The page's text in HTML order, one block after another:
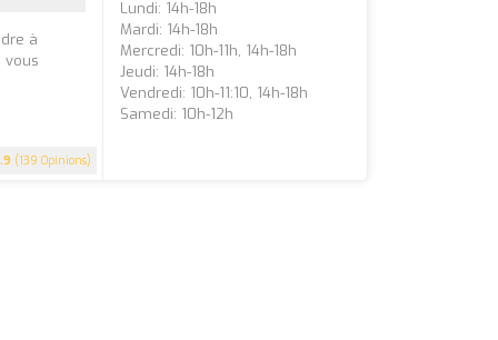
(139 Opinions)
à
vous
Lundi: 14h-18h
Mardi: 14h-18h
Mercredi: 10h-11h, 14h-18h
Jeudi: 14h-18h
Vendredi: 10h-11:10, 14h-18h
Samedi: 10h-12h